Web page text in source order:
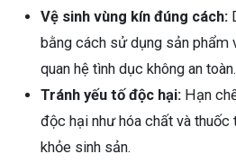
Vệ sinh vùng kín đúng cách:
bằng cách sử dụng sản phẩm
quan hệ tình dục không an toàn.
Tránh yếu tố độc hại: Hạn
độc hại như hóa chất và
khỏe sinh sản.